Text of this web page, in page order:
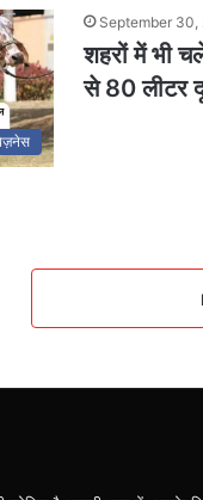
September 30,
शहरों में भी
से 80 लीटर